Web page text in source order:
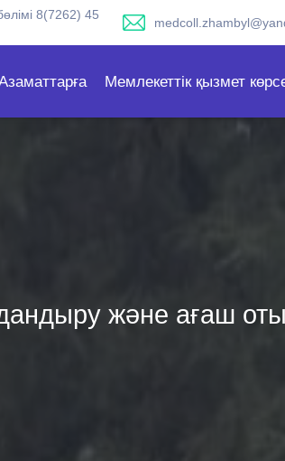
8(7262) 45
Мемлекеттік қызмет
және ағаш